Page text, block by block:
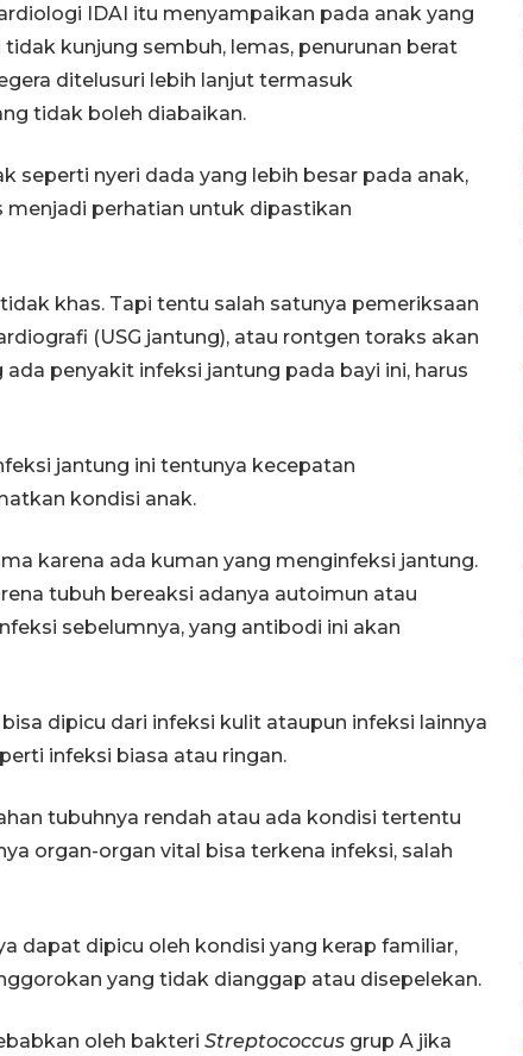
IDAI itu menyampaikan pada anak yang
kunjung sembuh, lemas, penurunan berat
ditelusuri lebih lanjut termasuk
tidak boleh diabaikan.
seperti nyeri dada yang lebih besar pada anak,
menjadi perhatian untuk dipastikan
khas. Tapi tentu salah satunya pemeriksaan
(USG jantung), atau rontgen toraks akan
penyakit infeksi jantung pada bayi ini, harus
jantung ini tentunya kecepatan
kondisi anak.
karena ada kuman yang menginfeksi jantung.
tubuh bereaksi adanya autoimun atau
sebelumnya, yang antibodi ini akan
dipicu dari infeksi kulit ataupun infeksi lainnya
infeksi biasa atau ringan.
tubuhnya rendah atau ada kondisi tertentu
organ-organ vital bisa terkena infeksi, salah
dapat dipicu oleh kondisi yang kerap familiar,
yang tidak dianggap atau disepelekan.
oleh bakteri Streptococcus grup A jika